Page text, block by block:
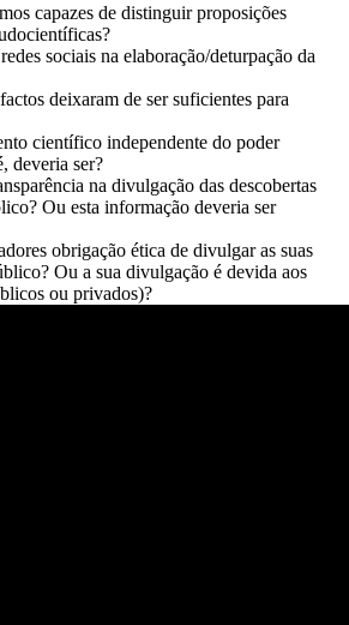
capazes de distinguir proposições
sociais na elaboração/deturpação da
deixaram de ser suficientes para
científico independente do poder
deveria ser?
na divulgação das descobertas
Ou esta informação deveria ser
obrigação ética de divulgar as suas
Ou a sua divulgação é devida aos
ou privados)?